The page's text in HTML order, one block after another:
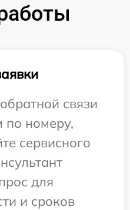
связи
по номеру,
сервисного
для
и сроков